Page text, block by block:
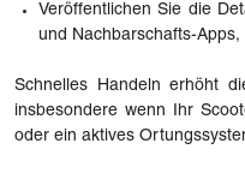
Veröffentlichen Sie die
und Nachbarschafts-
Schnelles Handeln erhöht
insbesondere wenn Ihr
oder ein aktives